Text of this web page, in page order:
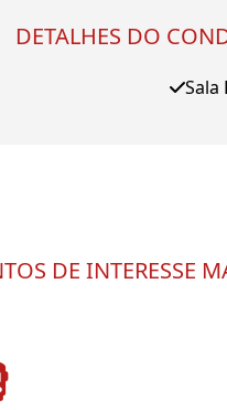
DETALHES DO
Sala
DE INTERESSE